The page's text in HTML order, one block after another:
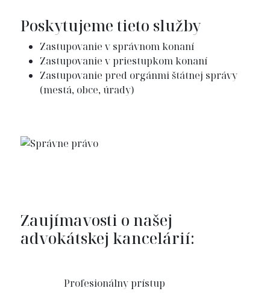
Poskytujeme tieto služby
Zastupovanie v správnom konaní
Zastupovanie v priestupkom konaní
Zastupovanie pred orgánmi štátnej správy
(mestá, obce, úrady)
Zaujímavosti o našej
advokátskej kancelárií:
Profesionálny prístup